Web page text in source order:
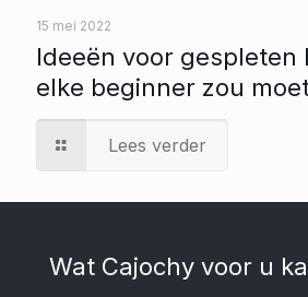
15 mei 2022
Ideeën voor gespleten
elke beginner zou
Lees verder
Wat Cajochy voor u